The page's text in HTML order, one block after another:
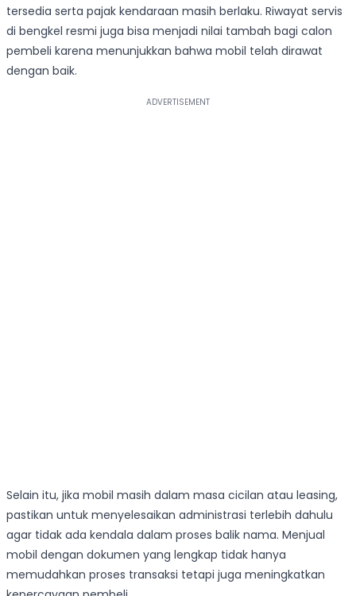
tersedia serta pajak kendaraan masih berlaku. Riwayat servis
di bengkel resmi juga bisa menjadi nilai tambah bagi calon
pembeli karena menunjukkan bahwa mobil telah dirawat
dengan baik.
Selain itu, jika mobil masih dalam masa cicilan atau leasing,
pastikan untuk menyelesaikan administrasi terlebih dahulu
agar tidak ada kendala dalam proses balik nama. Menjual
mobil dengan dokumen yang lengkap tidak hanya
memudahkan proses transaksi tetapi juga meningkatkan